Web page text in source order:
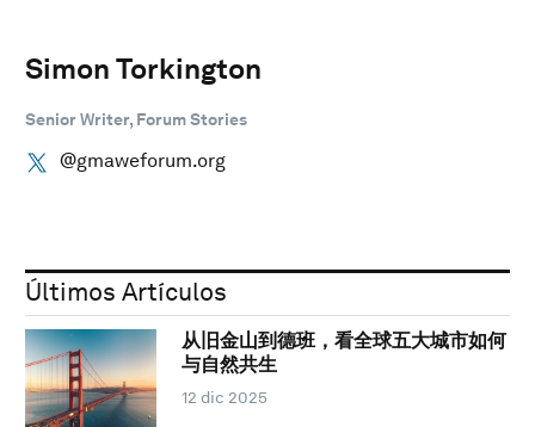
Simon Torkington
Senior Writer, Forum Stories
@gmaweforum.org
Últimos Artículos
从旧金山到德班，看全球五大城市如何
与自然共生
12 dic 2025